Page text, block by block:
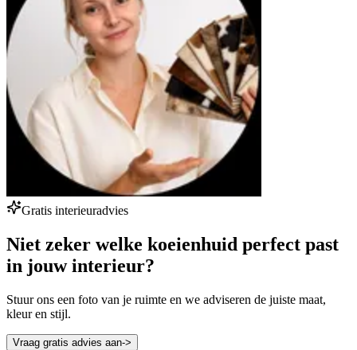
Gratis interieuradvies
Niet zeker welke koeienhuid perfect past
in jouw interieur?
Stuur ons een foto van je ruimte en we adviseren de juiste maat,
kleur en stijl.
Vraag gratis advies aan->